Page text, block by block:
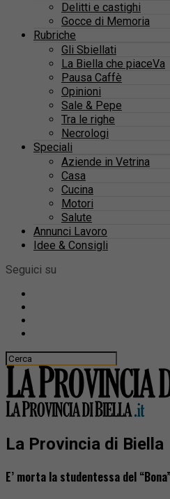
Delitti e castighi
Gocce di Memoria
Rubriche
Gli Sbiellati
La Biella che piaceVa
Pausa Caffè
Opinioni
Sale & Pepe
Tra le righe
Necrologi
Speciali
Aziende in Vetrina
Casa
Cucina
Motori
Salute
Annunci Lavoro
Idee & Consigli
Seguici su
La Provincia di Biella
E’ morta la studentessa del